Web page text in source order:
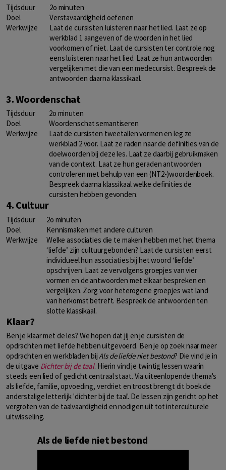
Tijdsduur
2o minuten
Doel
Verstavaardigheid oefenen
Werkwijze
Laat de cursisten luisteren naar het lied. Laat ze op
werkblad 1 aangeven of de woorden in het lied
voorkomen of niet. Laat de cursisten ter controle nog
eens luisteren naar het lied. Laat ze hun antwoorden
vergelijken met die van een medecursist. Bespreek de
antwoorden daarna klassikaal.
3. Woordenschat
Tijdsduur
2o minuten
Doel
Woordenschat semantiseren
Werkwijze
Laat de cursisten tweetallen vormen en leg ze
werkblad 2voor. Laat ze raden naar de definities van de
doelwoorden bij deze les. Laat ze daarbij gebruikmaken
van de context. Laat ze hun geraden antwoorden
controleren met behulp van een (NT2-)woordenboek.
Bespreek daarna klassikaal welke definities de
cursisten hebben gevonden.
4. Cultuur
Tijdsduur
2o minuten
Doel
Kennismaken met andere culturen
Werkwijze
Welke associaties die te maken hebben met het thema
‘liefde’ zijn cultuurgebonden? Laat de cursisten eerst
individueel hun associaties bij het woord ‘liefde’
opschrijven. Laat ze vervolgens groepjes van vier
vormen en de antwoorden met elkaar bespreken en
vergelijken. Zorg voor heterogene groepjes wat land
van herkomst betreft. Bespreek de antwoorden ten
slotte klassikaal.
Klaar?
Ben je klaar met de les? We hopen dat jij en je cursisten de
opdrachten met liefde hebben uitgevoerd. Ben je op zoek naar meer
opdrachten en werkbladen bijAls de liefde niet bestond? Die vind je in
de uitgave Dichter bij de taal. Hierin vind je twintig lessen waarin
steeds een lied of gedicht centraal staat. Via uiteenlopende thema's
als liefde, familie, opvoeding, verdriet en troost brengt dit boek de
anderstalige letterlijk 'dichter bij de taal'. De lessen zijn gericht op het
vergroten van de taalvaardigheid en nodigen uit tot interculturele
uitwisseling.
Als de liefde niet bestond